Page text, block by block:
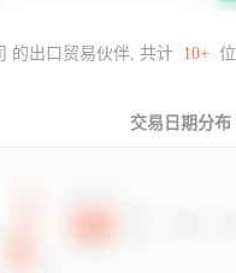
的出口贸易伙伴, 共计 10+ 位
交易日期分布